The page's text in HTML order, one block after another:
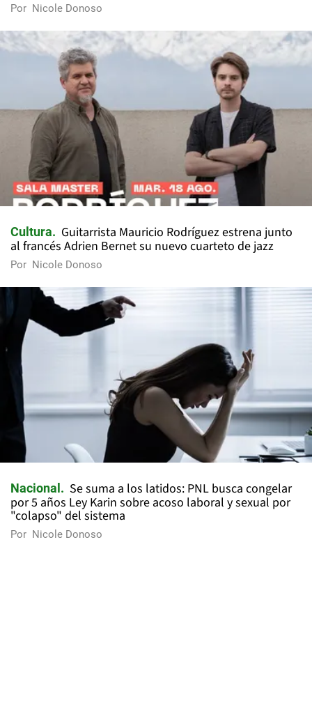
Por Nicole Donoso
Cultura
Guitarrista Mauricio Rodríguez estrena junto
al francés Adrien Bernet su nuevo cuarteto de jazz
Por Nicole Donoso
Nacional
Se suma a los latidos: PNL busca congelar
por 5 años Ley Karin sobre acoso laboral y sexual por
"colapso" del sistema
Por Nicole Donoso